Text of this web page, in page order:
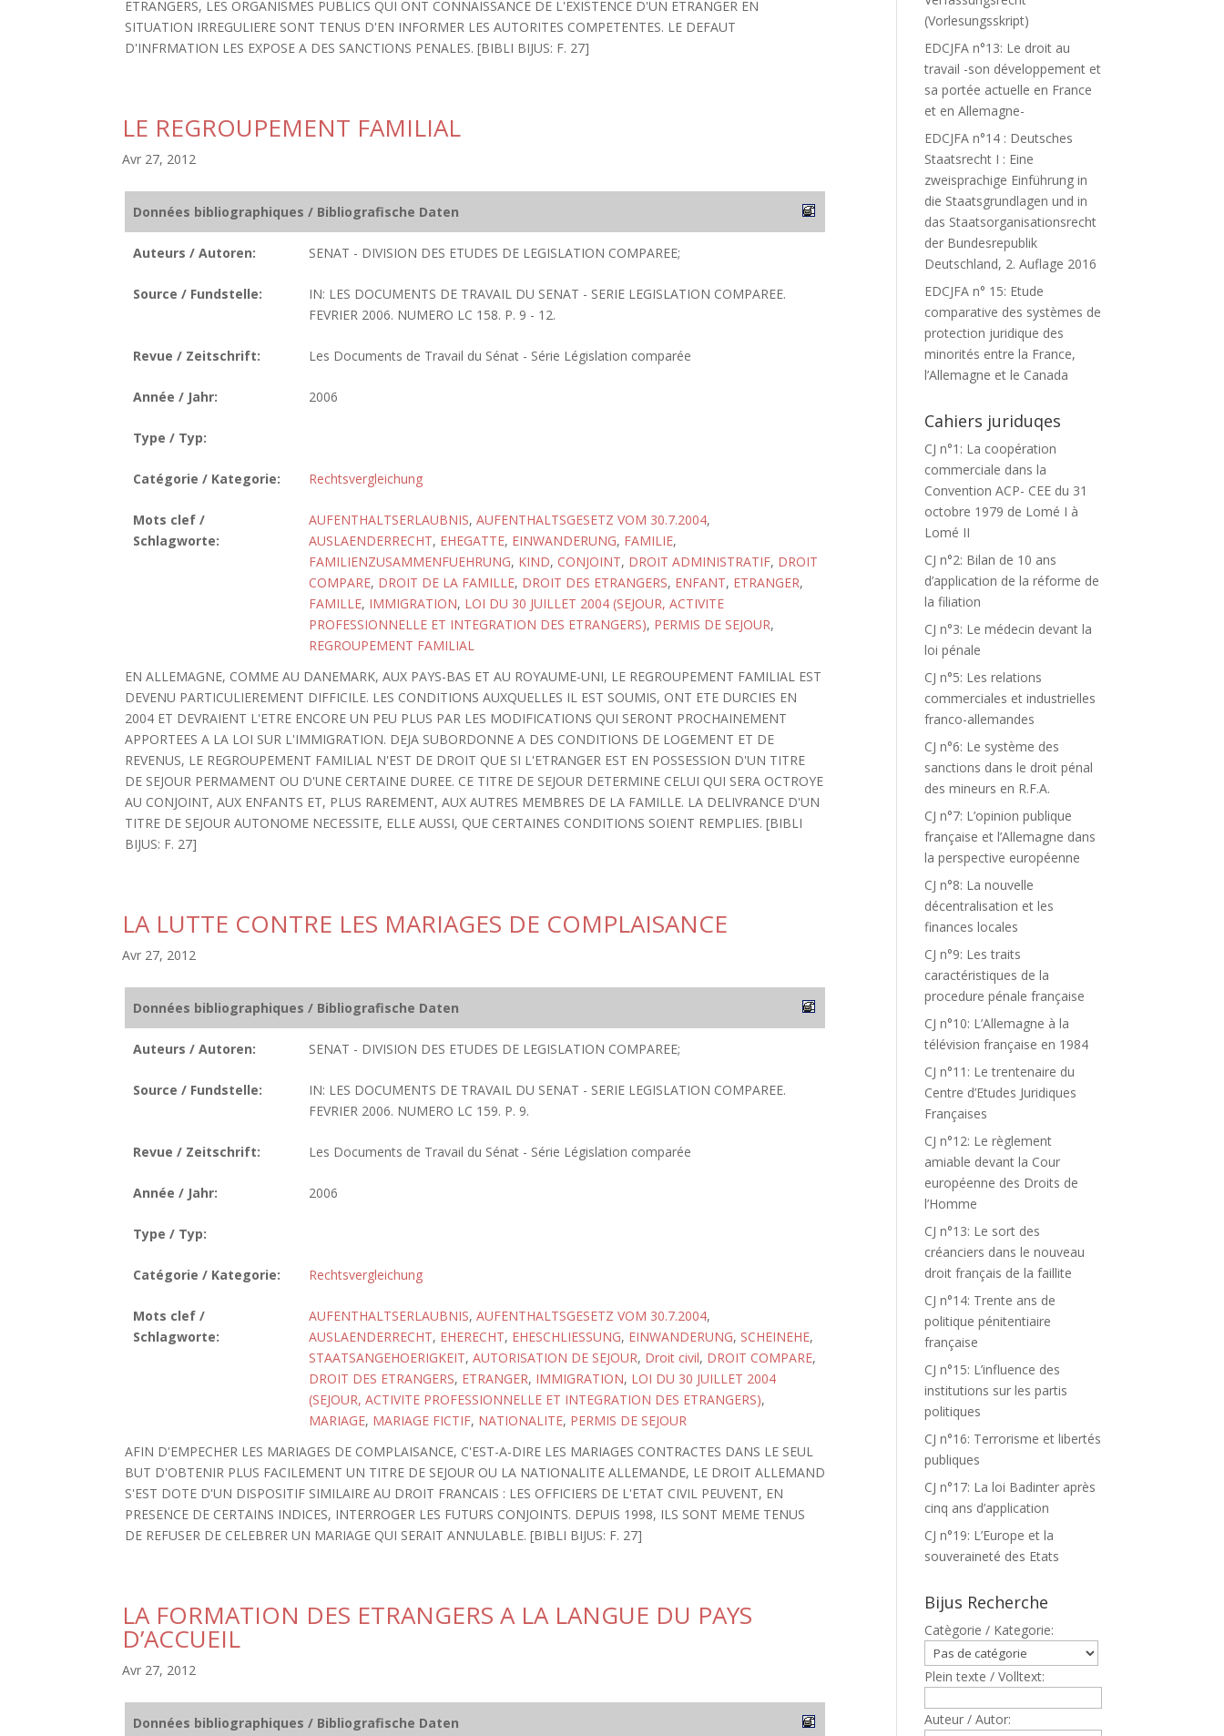
ETRANGERS, LES ORGANISMES PUBLICS QUI ONT CONNAISSANCE DE L'EXISTENCE D'UN ETRANGER EN
SITUATION IRREGULIERE SONT TENUS D'EN INFORMER LES AUTORITES COMPETENTES. LE DEFAUT
D'INFRMATION LES EXPOSE A DES SANCTIONS PENALES. [BIBLI BIJUS: F. 27]
LE REGROUPEMENT FAMILIAL
Avr 27, 2012
Données bibliographiques / Bibliografische Daten
Auteurs / Autoren: SENAT - DIVISION DES ETUDES DE LEGISLATION COMPAREE;
Source / Fundstelle:
IN: LES DOCUMENTS DE TRAVAIL DU SENAT - SERIE LEGISLATION COMPAREE.
FEVRIER 2006. NUMERO LC 158. P. 9 - 12.
Revue / Zeitschrift: Les Documents de Travail du Sénat - Série Législation comparée
Année / Jahr: 2006
Type / Typ:
Catégorie / Kategorie: Rechtsvergleichung
Mots clef /
Schlagworte:
AUFENTHALTSERLAUBNIS, AUFENTHALTSGESETZ VOM 30.7.2004,
AUSLAENDERRECHT, EHEGATTE, EINWANDERUNG, FAMILIE,
FAMILIENZUSAMMENFUEHRUNG, KIND, CONJOINT, DROIT ADMINISTRATIF, DROIT
COMPARE, DROIT DE LA FAMILLE, DROIT DES ETRANGERS, ENFANT, ETRANGER,
FAMILLE, IMMIGRATION, LOI DU 30 JUILLET 2004 (SEJOUR, ACTIVITE
PROFESSIONNELLE ET INTEGRATION DES ETRANGERS), PERMIS DE SEJOUR,
REGROUPEMENT FAMILIAL
EN ALLEMAGNE, COMME AU DANEMARK, AUX PAYS-BAS ET AU ROYAUME-UNI, LE REGROUPEMENT FAMILIAL EST
DEVENU PARTICULIEREMENT DIFFICILE. LES CONDITIONS AUXQUELLES IL EST SOUMIS, ONT ETE DURCIES EN
2004 ET DEVRAIENT L'ETRE ENCORE UN PEU PLUS PAR LES MODIFICATIONS QUI SERONT PROCHAINEMENT
APPORTEES A LA LOI SUR L'IMMIGRATION. DEJA SUBORDONNE A DES CONDITIONS DE LOGEMENT ET DE
REVENUS, LE REGROUPEMENT FAMILIAL N'EST DE DROIT QUE SI L'ETRANGER EST EN POSSESSION D'UN TITRE
DE SEJOUR PERMAMENT OU D'UNE CERTAINE DUREE. CE TITRE DE SEJOUR DETERMINE CELUI QUI SERA OCTROYE
AU CONJOINT, AUX ENFANTS ET, PLUS RAREMENT, AUX AUTRES MEMBRES DE LA FAMILLE. LA DELIVRANCE D'UN
TITRE DE SEJOUR AUTONOME NECESSITE, ELLE AUSSI, QUE CERTAINES CONDITIONS SOIENT REMPLIES. [BIBLI
BIJUS: F. 27]
LA LUTTE CONTRE LES MARIAGES DE COMPLAISANCE
Avr 27, 2012
Données bibliographiques / Bibliografische Daten
Auteurs / Autoren: SENAT - DIVISION DES ETUDES DE LEGISLATION COMPAREE;
Source / Fundstelle:
IN: LES DOCUMENTS DE TRAVAIL DU SENAT - SERIE LEGISLATION COMPAREE.
FEVRIER 2006. NUMERO LC 159. P. 9.
Revue / Zeitschrift: Les Documents de Travail du Sénat - Série Législation comparée
Année / Jahr: 2006
Type / Typ:
Catégorie / Kategorie: Rechtsvergleichung
Mots clef /
Schlagworte:
AUFENTHALTSERLAUBNIS, AUFENTHALTSGESETZ VOM 30.7.2004,
AUSLAENDERRECHT, EHERECHT, EHESCHLIESSUNG, EINWANDERUNG, SCHEINEHE,
STAATSANGEHOERIGKEIT, AUTORISATION DE SEJOUR, Droit civil, DROIT COMPARE,
DROIT DES ETRANGERS, ETRANGER, IMMIGRATION, LOI DU 30 JUILLET 2004
(SEJOUR, ACTIVITE PROFESSIONNELLE ET INTEGRATION DES ETRANGERS),
MARIAGE, MARIAGE FICTIF, NATIONALITE, PERMIS DE SEJOUR
AFIN D'EMPECHER LES MARIAGES DE COMPLAISANCE, C'EST-A-DIRE LES MARIAGES CONTRACTES DANS LE SEUL
BUT D'OBTENIR PLUS FACILEMENT UN TITRE DE SEJOUR OU LA NATIONALITE ALLEMANDE, LE DROIT ALLEMAND
S'EST DOTE D'UN DISPOSITIF SIMILAIRE AU DROIT FRANCAIS : LES OFFICIERS DE L'ETAT CIVIL PEUVENT, EN
PRESENCE DE CERTAINS INDICES, INTERROGER LES FUTURS CONJOINTS. DEPUIS 1998, ILS SONT MEME TENUS
DE REFUSER DE CELEBRER UN MARIAGE QUI SERAIT ANNULABLE. [BIBLI BIJUS: F. 27]
LA FORMATION DES ETRANGERS A LA LANGUE DU PAYS
D’ACCUEIL
Avr 27, 2012
Données bibliographiques / Bibliografische Daten
(Vorlesungsskript)
EDCJFA n°13: Le droit au
travail -son développement et
sa portée actuelle en France
et en Allemagne-
EDCJFA n°14 : Deutsches
Staatsrecht I : Eine
zweisprachige Einführung in
die Staatsgrundlagen und in
das Staatsorganisationsrecht
der Bundesrepublik
Deutschland, 2. Auflage 2016
EDCJFA n° 15: Etude
comparative des systèmes de
protection juridique des
minorités entre la France,
l’Allemagne et le Canada
Cahiers juriduqes
CJ n°1: La coopération
commerciale dans la
Convention ACP- CEE du 31
octobre 1979 de Lomé I à
Lomé II
CJ n°2: Bilan de 10 ans
d’application de la réforme de
la filiation
CJ n°3: Le médecin devant la
loi pénale
CJ n°5: Les relations
commerciales et industrielles
franco-allemandes
CJ n°6: Le système des
sanctions dans le droit pénal
des mineurs en R.F.A.
CJ n°7: L’opinion publique
française et l’Allemagne dans
la perspective européenne
CJ n°8: La nouvelle
décentralisation et les
finances locales
CJ n°9: Les traits
caractéristiques de la
procedure pénale française
CJ n°10: L’Allemagne à la
télévision française en 1984
CJ n°11: Le trentenaire du
Centre d’Etudes Juridiques
Françaises
CJ n°12: Le règlement
amiable devant la Cour
européenne des Droits de
l’Homme
CJ n°13: Le sort des
créanciers dans le nouveau
droit français de la faillite
CJ n°14: Trente ans de
politique pénitentiaire
française
CJ n°15: L’influence des
institutions sur les partis
politiques
CJ n°16: Terrorisme et libertés
publiques
CJ n°17: La loi Badinter après
cinq ans d’application
CJ n°19: L’Europe et la
souveraineté des Etats
Bijus Recherche
Catègorie / Kategorie:
Plein texte / Volltext:
Auteur / Autor: